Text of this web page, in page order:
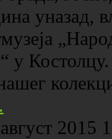
уназад,
у
2015